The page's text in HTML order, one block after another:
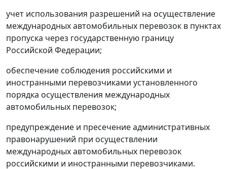
учет использования разрешений на осуществление
международных автомобильных перевозок в пунктах
пропуска через государственную границу
Российской Федерации;
обеспечение соблюдения российскими и
иностранными перевозчиками установленного
порядка осуществления международных
автомобильных перевозок;
предупреждение и пресечение административных
правонарушений при осуществлении
международных автомобильных перевозок
российскими и иностранными перевозчиками.